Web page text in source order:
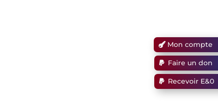
Mon compte
Faire un don
Recevoir E&0